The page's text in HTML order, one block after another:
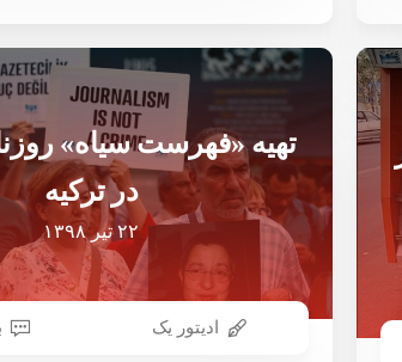
تهیه «فهرست سیاه»
در ترکیه
۲۲ تیر ۱۳۹۸
ادیتور یک